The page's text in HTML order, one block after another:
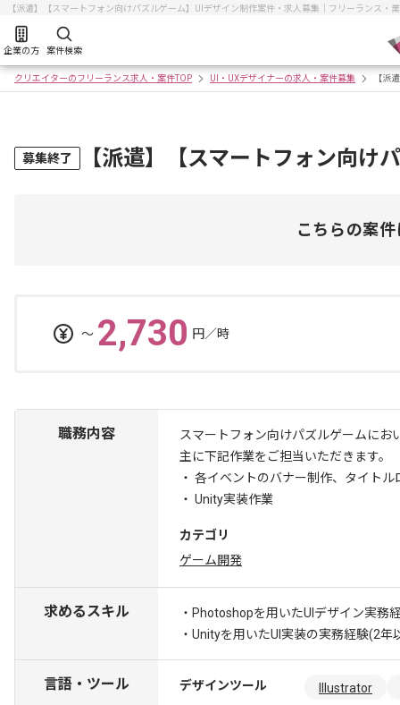
【派遣】【スマートフォン向けパズルゲーム】UIデザイン制作案件・求人募集｜フリーランス・
企業の方 案件検索
クリエイターのフリーランス求人・案件TOP UI・UXデザイナーの求人・案件募集 【派
募集終了 【派遣】【スマートフォン向け
こちらの案
〜 2,730 円／時
職務内容
スマートフォン向けパズルゲームにお
主に下記作業をご担当いただきます。
・ 各イベントのバナー制作、タイト
・ Unity実装作業
カテゴリ
ゲーム開発
求めるスキル
・Photoshopを用いたUIデザイン実務
・Unityを用いたUI実装の実務経験(2年
言語・ツール デザインツール Illustrator